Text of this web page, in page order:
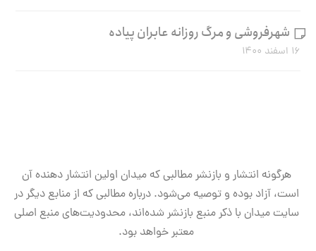
شهرفروشی و مرگ روزانه عابران پیاده
۱۶ اسفند ۱۴۰۰
هرگونه انتشار و بازنشر مطالبی که میدان اولین انتشار دهنده آن
است، آزاد بوده و توصیه می‌شود. درباره مطالبی که از منابع دیگر در
سایت میدان با ذکر منبع بازنشر شده‌اند، محدودیت‌های منبع اصلی
معتبر خواهد بود.